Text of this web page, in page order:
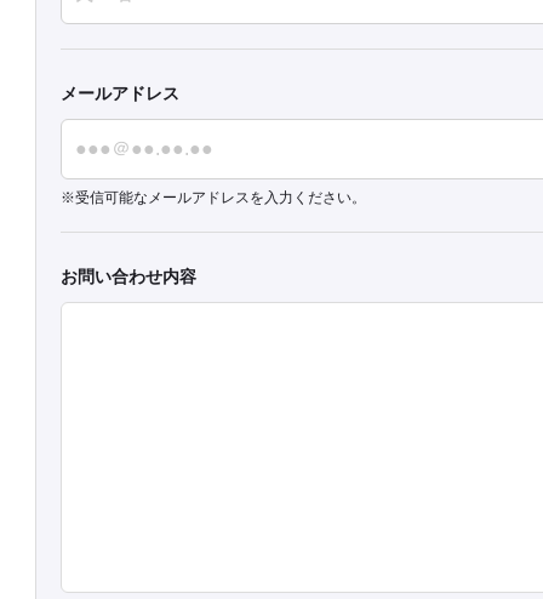
メールアドレス
受信可能なメールアドレスを入力ください。
お問い合わせ内容